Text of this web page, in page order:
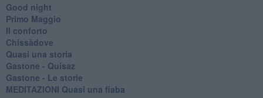
Good night
Primo Maggio
Il conforto
Chissàdove
Quasi una storia
Gastone - Quisaz
Gastone - Le storie
MEDITAZIONI Quasi una fiaba